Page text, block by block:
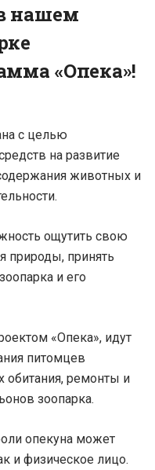
нашем
«Опека»!
с целью
на развитие
животных и
ощутить свою
природы, принять
и его
«Опека», идут
питомцев
обитания, ремонты и
зоопарка.
опекуна может
и физическое лицо.